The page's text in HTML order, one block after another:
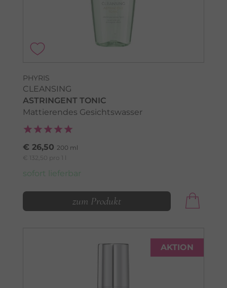
PHYRIS
CLEANSING
ASTRINGENT TONIC
Mattierendes Gesichtswasser
€ 26,50 200 ml
€ 132,50 pro 1 l
sofort lieferbar
zum Produkt
AKTION